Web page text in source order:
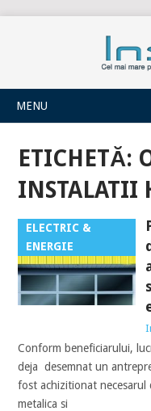
MENU
ETICHETĂ:
INSTALATII
ELECTRIC &
ENERGIE
Conform beneficiarului,
deja desemnat un
fost achizitionat necesarul
metalica si